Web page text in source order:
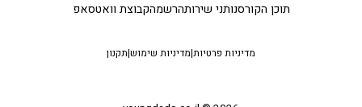
תוכן הקורסנותני שירותהרשמהקבוצת וואטסאפ
מדיניות פרטיות|מדיניות שימוש|תקנון